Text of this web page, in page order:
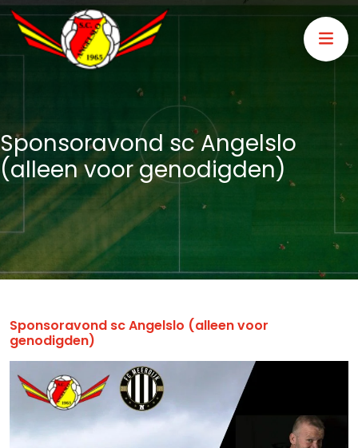
Sponsoravond sc Angelslo
(alleen voor genodigden)
Sponsoravond sc Angelslo (alleen voor
genodigden)